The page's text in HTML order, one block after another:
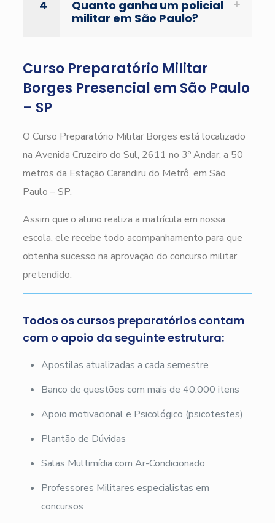
4
Quanto ganha um policial
militar em São Paulo?
Curso Preparatório Militar
Borges Presencial em São Paulo
– SP
O Curso Preparatório Militar Borges está localizado
na Avenida Cruzeiro do Sul, 2611 no 3º Andar, a 50
metros da Estação Carandiru do Metrô, em São
Paulo – SP.
Assim que o aluno realiza a matrícula em nossa
escola, ele recebe todo acompanhamento para que
obtenha sucesso na aprovação do concurso militar
pretendido.
Todos os cursos preparatórios contam
com o apoio da seguinte estrutura:
Apostilas atualizadas a cada semestre
Banco de questões com mais de 40.000 itens
Apoio motivacional e Psicológico (psicotestes)
Plantão de Dúvidas
Salas Multimídia com Ar-Condicionado
Professores Militares especialistas em
concursos